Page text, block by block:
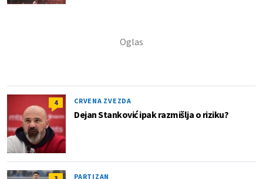
4 CRVENA ZVEZDA
Dejan Stanković ipak razmišlja o riziku?
PARTIZAN